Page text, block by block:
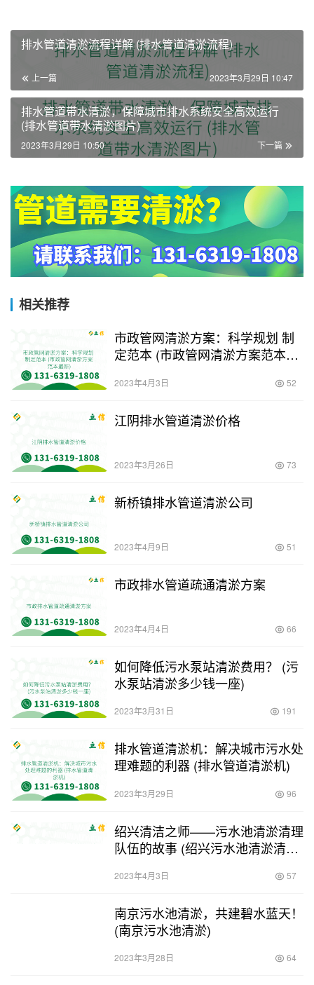
排水管道清淤流程详解 (排水管道清淤流程)
上一篇 2023年3月29日 10:47
排水管道带水清淤，保障城市排水系统安全高效运行
(排水管道带水清淤图片)
下一篇
2023年3月29日 10:50
相关推荐
市政管网清淤方案：科学规划 制
定范本 (市政管网清淤方案范本最
2023年4月3日 52
江阴排水管道清淤价格
2023年3月26日 73
新桥镇排水管道清淤公司
2023年4月9日 51
市政排水管道疏通清淤方案
2023年4月4日 66
如何降低污水泵站清淤费用？ (污
水泵站清淤多少钱一座)
2023年3月31日 191
排水管道清淤机：解决城市污水处
理难题的利器 (排水管道清淤机)
2023年3月29日 96
绍兴清洁之师——污水池清淤清理
队伍的故事 (绍兴污水池清淤清理
2023年4月3日 57
南京污水池清淤，共建碧水蓝天！
(南京污水池清淤)
2023年3月28日 64